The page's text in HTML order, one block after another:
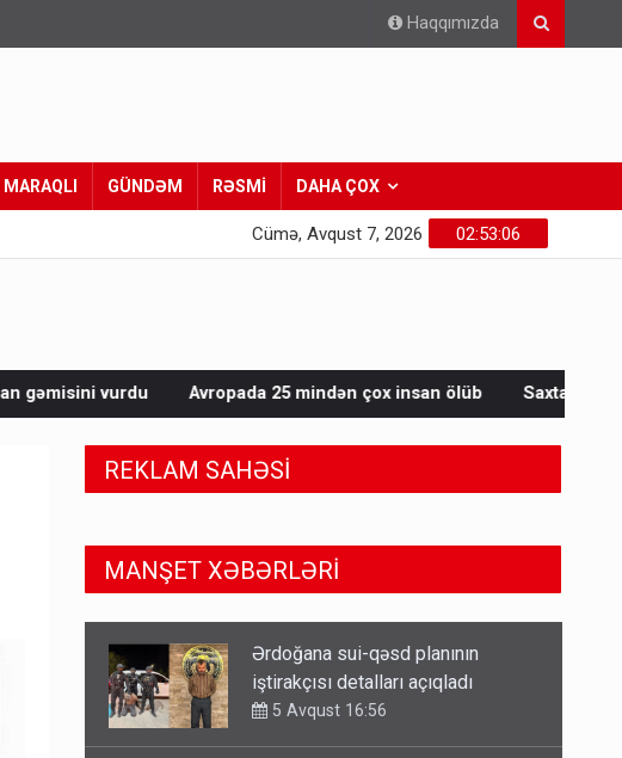
Haqqımızda
MARAQLI GÜNDƏM RƏSMİ DAHA ÇOX
02:53:08
Cümə, Avqust 7, 2026
Avropada 25 mindən çox insan ölüb Saxta spirtli içkilər niyə korluğa
REKLAM SAHƏSİ
MANŞET XƏBƏRLƏRİ
Rusiya Azərbaycan vətədaşlarını
deport etdi
5 Avqust 11:53